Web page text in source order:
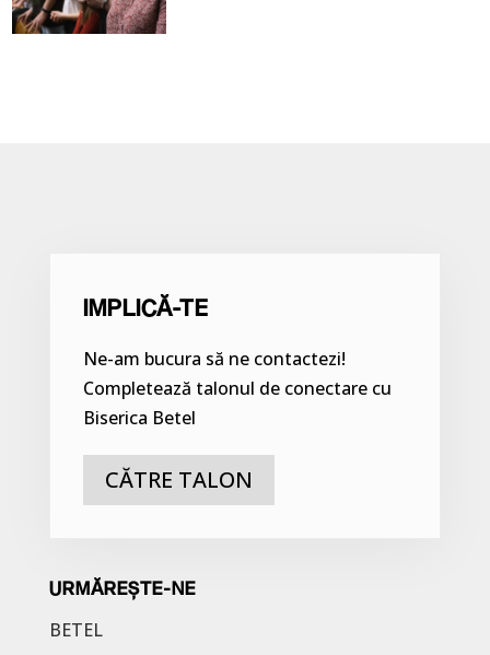
IMPLICĂ-TE
Ne-am bucura să ne contactezi!
Completează talonul de conectare cu
Biserica Betel
CĂTRE TALON
URMĂREȘTE-NE
BETEL